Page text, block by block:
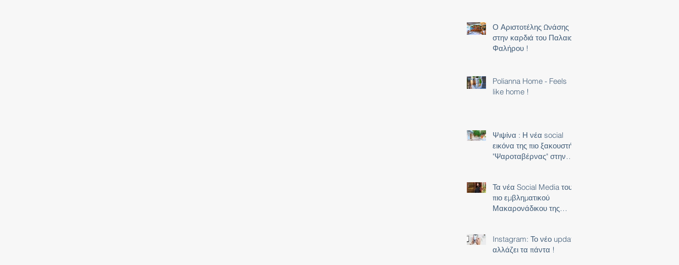
Ο Αριστοτέλης Ωνάσης
στην καρδιά του Παλαιού
Φαλήρου !
Polianna Home - Feels
like home !
Ψιψίνα : Η νέα social
εικόνα της πιο ξακουστής
"Ψαροταβέρνας" στην
Τα νέα Social Media του
πιο εμβληματικού
Μακαρονάδικου της
Instagram: Το νέο update
αλλάζει τα πάντα !